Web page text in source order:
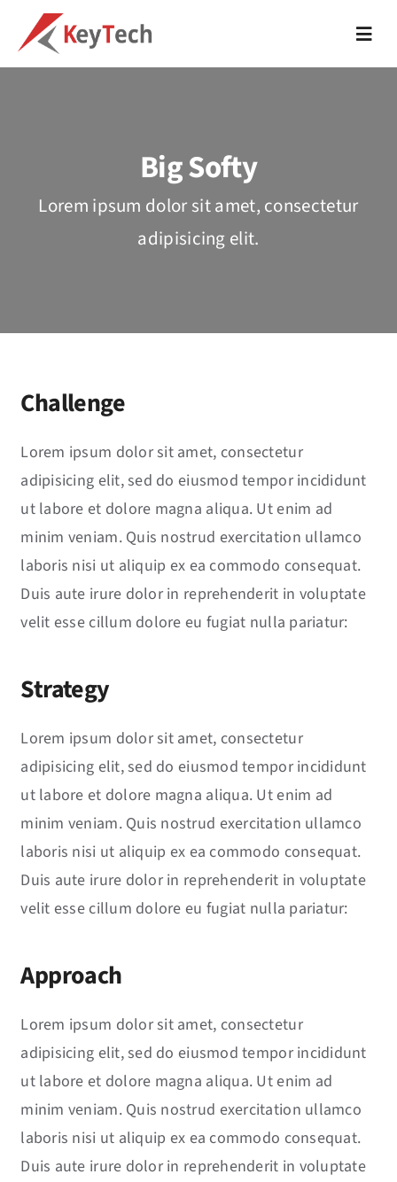
content
Cloud Solutions
Web Development
Events
Jobs
Contact
EN
Big Softy
Lorem ipsum dolor sit amet, consectetur
adipisicing elit.
Challenge
Lorem ipsum dolor sit amet, consectetur
adipisicing elit, sed do eiusmod tempor incididunt
ut labore et dolore magna aliqua. Ut enim ad
minim veniam. Quis nostrud exercitation ullamco
laboris nisi ut aliquip ex ea commodo consequat.
Duis aute irure dolor in reprehenderit in voluptate
velit esse cillum dolore eu fugiat nulla pariatur:
Strategy
Lorem ipsum dolor sit amet, consectetur
adipisicing elit, sed do eiusmod tempor incididunt
ut labore et dolore magna aliqua. Ut enim ad
minim veniam. Quis nostrud exercitation ullamco
laboris nisi ut aliquip ex ea commodo consequat.
Duis aute irure dolor in reprehenderit in voluptate
velit esse cillum dolore eu fugiat nulla pariatur:
Approach
Lorem ipsum dolor sit amet, consectetur
adipisicing elit, sed do eiusmod tempor incididunt
ut labore et dolore magna aliqua. Ut enim ad
minim veniam. Quis nostrud exercitation ullamco
laboris nisi ut aliquip ex ea commodo consequat.
Duis aute irure dolor in reprehenderit in voluptate